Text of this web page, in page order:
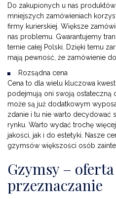
Do zakupionych u nas
mniejszych zamówieniach
firmy kurierskiej. Większe
nas problemu. Gwarantujemy
ternie całej Polski. Dzięki temu
mają pewność, że zamówienie
Rozsądna cena
Cena to dla wielu kluczowa
podejmują oni swoją ostateczną
może są już dodatkowym
zdanie i tu nie warto decydować
rynku. Warto wydać trochę
jakości, jak i do estetyki. Nasze
gzymsów większości osób
Gzymsy –
przeznaczanie